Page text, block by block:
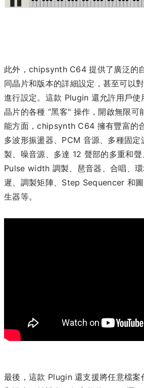
此外，chipsynth C64 提供了廣泛的
同晶片和版本的詳細設定，甚至可以
進行設定。這款 Plugin 還允許用戶
晶片的各種 “黑客" 操作，開啟無限可
能方面，chipsynth C64 擁有豐富的
多波形振盪器、PCM 音源、多種固
製、噪音源、多達 12 聲部的多重和
Pulse width 調製、琶音器、合唱、
遲、調製矩陣、Step Sequencer 和
生器等。
最後，這款 Plugin 還支援將任意檔案